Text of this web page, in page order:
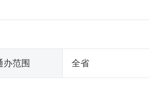
办范围 全省